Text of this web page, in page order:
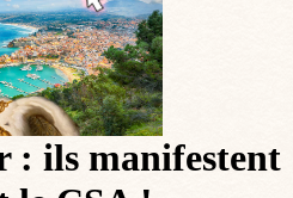
: ils manifestent